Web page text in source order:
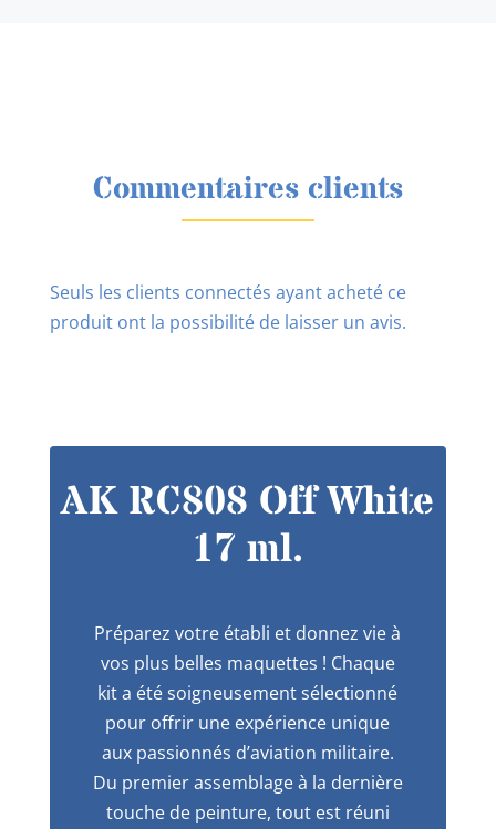
Commentaires clients
Seuls les clients connectés ayant acheté ce
produit ont la possibilité de laisser un avis.
AK RC808 Off White
17 ml.
Préparez votre établi et donnez vie à
vos plus belles maquettes ! Chaque
kit a été soigneusement sélectionné
pour offrir une expérience unique
aux passionnés d’aviation militaire.
Du premier assemblage à la dernière
touche de peinture, tout est réuni